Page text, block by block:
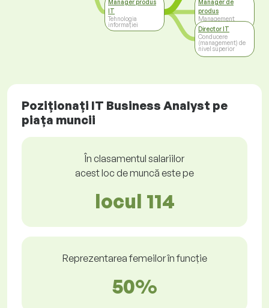
Manager produs
IT
Tehnologia
informației
Manager de
produs
Management
Director IT
Conducere
(management) de
nivel superior
Poziționați IT Business Analyst pe
piața muncii
În clasamentul salariilor
acest loc de muncă este pe
locul 114
Reprezentarea femeilor în funcție
50%